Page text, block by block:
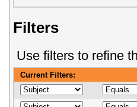
Filters
Use filters to refine
Current Filters: